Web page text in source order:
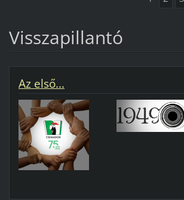
Visszapillantó
Az első...